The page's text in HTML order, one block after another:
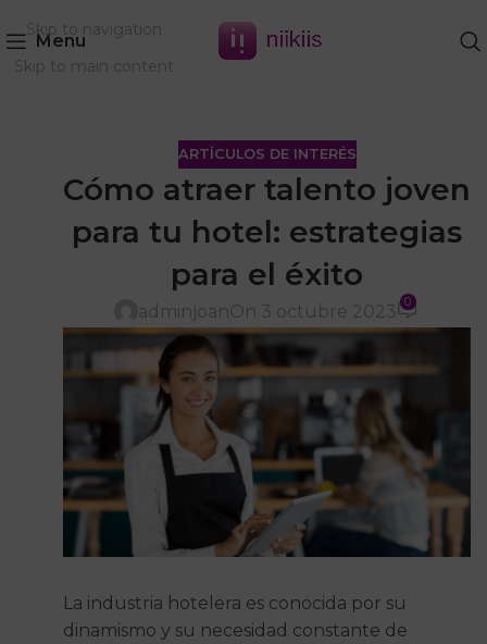
Skip to navigation
Skip to main content
Menu
ARTÍCULOS DE INTERÉS
Cómo atraer talento joven
para tu hotel: estrategias
para el éxito
adminjoanOn 3 octubre 2023 0
La industria hotelera es conocida por su
dinamismo y su necesidad constante de